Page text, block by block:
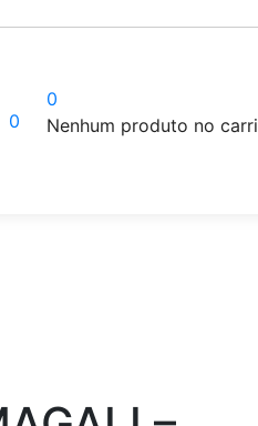
0
0
Nenhum produto no